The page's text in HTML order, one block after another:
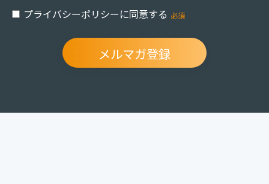
プライバシーポリシーに同意する